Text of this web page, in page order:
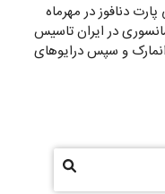
دنافوز در مهرماه
در ایران تاسیس
و سپس درایوهای